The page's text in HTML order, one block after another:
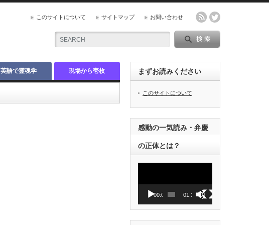
このサイトについて サイトマップ お問い合わせ
英語で霊魂学 現場から壱枚 まずお読みください
このサイトについて
感動の一気読み・弁慶
の正体とは？
ヤ
ー
00:00 01:12